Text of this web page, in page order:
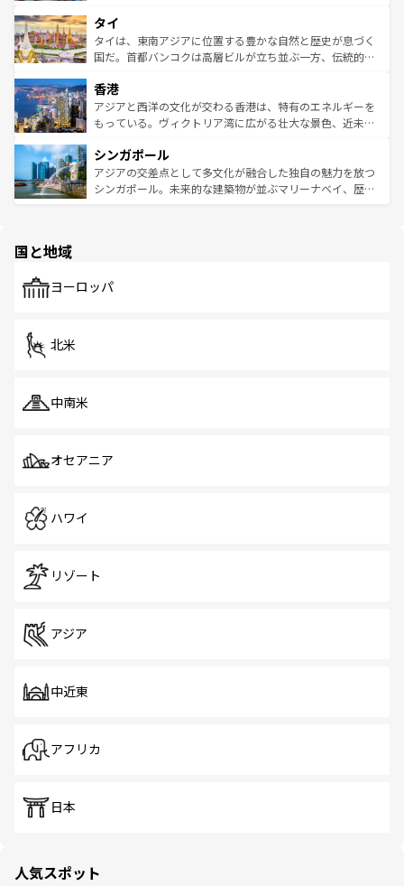
リティに包まれながら、韓国の多彩な魅力を心ゆくまで味
わってみてほしい。 なお、新着の韓国情報はコンテンツ一
覧を参照してほしい。
急速な発展と共に伝統が息づく。ハノイの古い町並みやホ
ーチミン市のフランス統治時代の建物も、独特の雰囲気を
醸し出している。また、バラエティの豊かさとおいしさで
とつ。フォーやバインミー、ベトナムコーヒーなどは、ぜ
ひ現地で味わいたい。どの地域を訪れてもあたたかい人々
が旅行者を迎えてくれるので、きっと忘れられない旅にな
参照してほしい。
タイ
タイは、東南アジアに位置する豊かな自然と歴史が息づく
国だ。首都バンコクは高層ビルが立ち並ぶ一方、伝統的な
の活気が交差している。北部ではチェンマイなどの山岳地
帯で自然と触れ合い、南部ではプーケットやクラビの美し
いビーチでリゾート気分を楽しむことができる。タイ料理
激する。気候は一年中温暖で、どの季節にも異なる楽しみ
が待っている。親しみやすいタイの人々、仏教を中心とし
た文化、そして多様な観光資源が、訪れる旅人を魅了し続
香港
アジアと西洋の文化が交わる香港は、特有のエネルギーを
もっている。ヴィクトリア湾に広がる壮大な景色、近未来
み、どこを訪れても感動するはず。観光スポットが密集し
ており、効率よく見どころを回れるのも魅力。息をのむよ
うな絶景から文化的な体験まで、香港を存分に楽しみ尽く
シンガポール
アジアの交差点として多文化が融合した独自の魅力を放つ
シンガポール。未来的な建築物が並ぶマリーナベイ、歴史
で、ホーカーズは地元の風情を楽しめる外せないスポット
国と地域
ヨーロッパ
北米
中南米
オセアニア
ハワイ
リゾート
アジア
中近東
アフリカ
日本
人気スポット